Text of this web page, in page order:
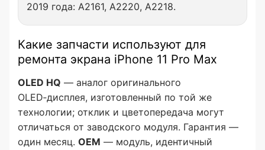
2019 года: A2161, A2220, A2218.
Какие запчасти используют для
ремонта экрана iPhone 11 Pro Max
OLED HQ — аналог оригинального
OLED‑дисплея, изготовленный по той же
технологии; отклик и цветопередача могут
отличаться от заводского модуля. Гарантия —
один месяц. OEM — модуль, идентичный